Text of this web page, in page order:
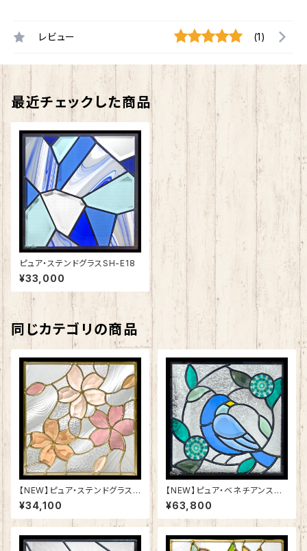
レビュー (1)
最近チェックした商品
ピュア・ステンドグラスSH-E18
¥33,000
同じカテゴリの商品
【NEW】ピュア・ステンドグラスS
H-E24
¥34,100
【NEW】ピュア・ベネチアンステ
ンドグラスSH-VE11
¥63,800